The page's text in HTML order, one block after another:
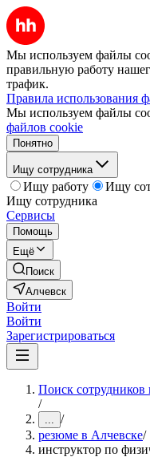
Мы используем файлы
правильную работу
трафик.
Правила использования
Мы используем файлы
файлов cookie
Понятно
Ищу сотрудника
Ищу работу
Ищу
Ищу сотрудника
Сервисы
Помощь
Ещё
Поиск
Алчевск
Войти
Войти
Зарегистрироваться
Поиск сотрудников
/
... /
резюме в Алчевске/
инструктор по